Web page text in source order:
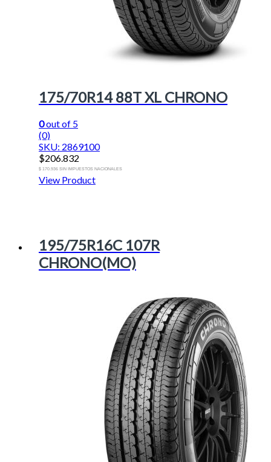
175/70R14 88T XL CHRONO
0out of 5
(0)
SKU: 2869100
$206.832
$ 170.936 SIN IMPUESTOS NACIONALES
View Product
195/75R16C 107R
CHRONO(MO)